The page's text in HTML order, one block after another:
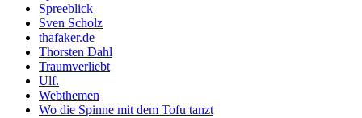
Spreeblick
Sven Scholz
thafaker.de
Thorsten Dahl
Traumverliebt
Ulf.
Webthemen
Wo die Spinne mit dem Tofu tanzt